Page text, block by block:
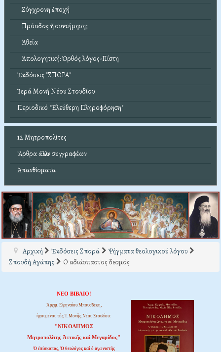
Σύγχρονη ἐποχή
Πρόοδος ἤ συντήρηση;
Ἀθεΐα
Ἀπολογητική: Ὀρθός λόγος-Πίστη
Ἐκδόσεις "ΣΠΟΡΑ"
Ἱερά Μονή Νέου Στουδίου
Περιοδικό "Ἐλεύθερη Πληροφόρηση"
12 Μητροπολίτες
Ἄρθρα ἄλλων συγγραφέων
Ἀπανθίσματα
Αρχική Ἐκδόσεις Σπορά
Ψήγματα θεολογικού λόγου
Σπουδή Αγάπης
Ο αδιάσπαστος δεσμός
ΝΕΟ ΒΙΒΛΙΟ!
Ἀρχιμ. Εἰρηναίου Μπουσδέκη,
ἡγουμένου τῆς Ἱ. Μονῆς Νέου Στουδίου:
"ΝΙΚΟΔΗΜΟΣ
Μητροπολίτης Ἀττικῆς καί Μεγαρίδος"
Ὁ ἐπίσκοπος, Ὁ θεολόγος καί ὁ ἀγωνιστής